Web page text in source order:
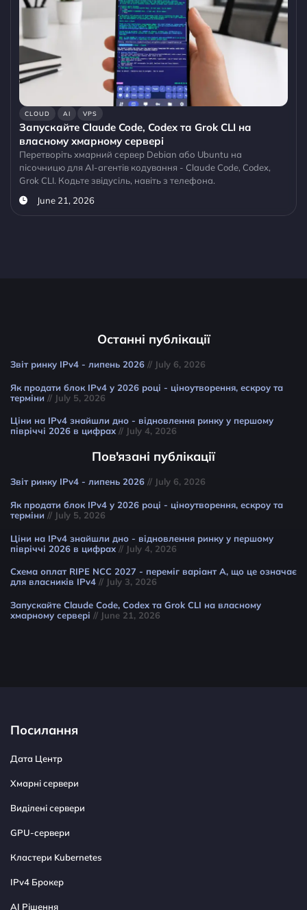
CLOUD AI VPS
Запускайте Claude Code, Codex та Grok CLI на
власному хмарному сервері
Перетворіть хмарний сервер Debian або Ubuntu на
пісочницю для AI-агентів кодування - Claude Code, Codex,
Grok CLI. Кодьте звідусіль, навіть з телефона.
June 21, 2026
Останні публікації
Звіт ринку IPv4 - липень 2026 // July 6, 2026
Як продати блок IPv4 у 2026 році - ціноутворення, ескроу та
терміни // July 5, 2026
Ціни на IPv4 знайшли дно - відновлення ринку у першому
півріччі 2026 в цифрах // July 4, 2026
Пов'язані публікації
Звіт ринку IPv4 - липень 2026 // July 6, 2026
Як продати блок IPv4 у 2026 році - ціноутворення, ескроу та
терміни // July 5, 2026
Ціни на IPv4 знайшли дно - відновлення ринку у першому
півріччі 2026 в цифрах // July 4, 2026
Схема оплат RIPE NCC 2027 - переміг варіант A, що це означає
для власників IPv4 // July 3, 2026
Запускайте Claude Code, Codex та Grok CLI на власному
хмарному сервері // June 21, 2026
Посилання
Дата Центр
Хмарні сервери
Виділені сервери
GPU-сервери
Кластери Kubernetes
IPv4 Брокер
AI Рішення